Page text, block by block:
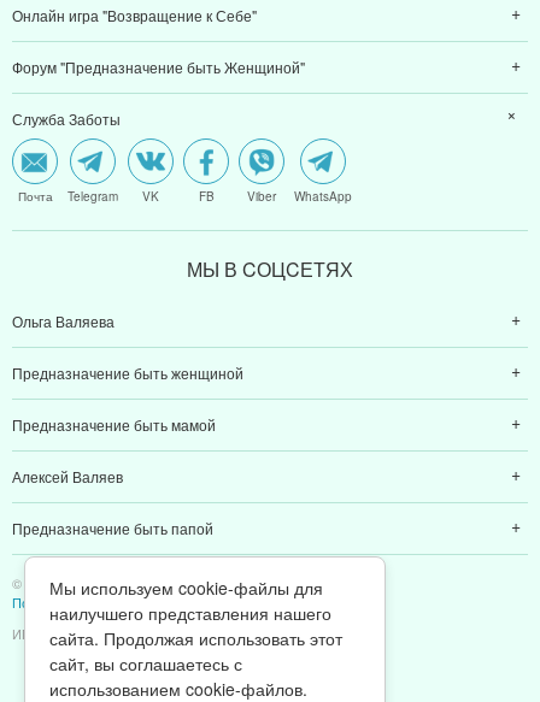
Онлайн игра "Возвращение к Себе"
Форум "Предназначение быть Женщиной"
Служба Заботы
Почта Telegram VK FB Viber WhatsApp
МЫ В CОЦCЕТЯХ
Ольга Валяева
Предназначение быть женщиной
Предназначение быть мамой
Алексей Валяев
Предназначение быть папой
© 2011-2026 Предназначение быть Женщиной
Политика конфиденциальности
ИП Валяев А. В. | ИНН 380111808709
Мы используем cookie-файлы для
наилучшего представления нашего
сайта. Продолжая использовать этот
сайт, вы соглашаетесь с
использованием cookie-файлов.